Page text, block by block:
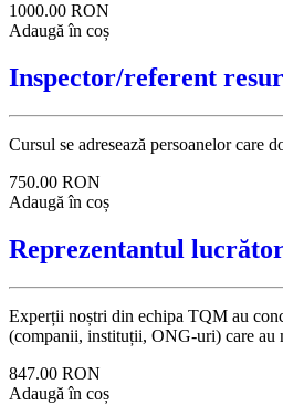
1000.00 RON
Adaugă în coș
Inspector/referent
Cursul se adresează persoanelor care
750.00 RON
Adaugă în coș
Reprezentantul
Experții noștri din echipa TQM au
(companii, instituții, ONG-uri) care au
847.00 RON
Adaugă în coș